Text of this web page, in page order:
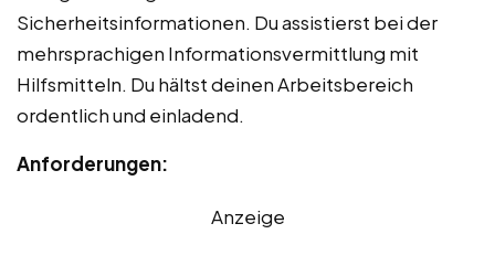
Sicherheitsinformationen. Du assistierst bei der
mehrsprachigen Informationsvermittlung mit
Hilfsmitteln. Du hältst deinen Arbeitsbereich
ordentlich und einladend.
Anforderungen:
Anzeige